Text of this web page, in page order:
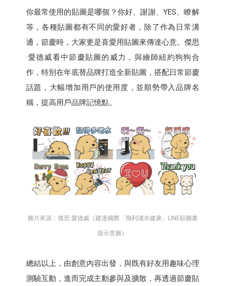
你最常使用的貼圖是哪個？你好、謝謝、YES、瞭解
等，各種貼圖都有不同的愛好者，除了作為日常溝
通，節慶時，大家更是喜愛用貼圖來傳達心意。傑思
·愛德威看中節慶貼圖的威力，與繪師紐約狗狗合
作，特別在年底替品牌打造全新貼圖，搭配日常節慶
話題，大幅增加用戶的使用度，並順勢帶入品牌名
稱，提高用戶品牌記憶點。
圖片來源：傑思·愛德威（建達國際「飛利浦水健康」LINE貼圖畫
面示意圖）
總結以上，由創意內容出發，與既有好友用趣味心理
測驗互動，進而完成主動參與及擴散，再透過節慶貼